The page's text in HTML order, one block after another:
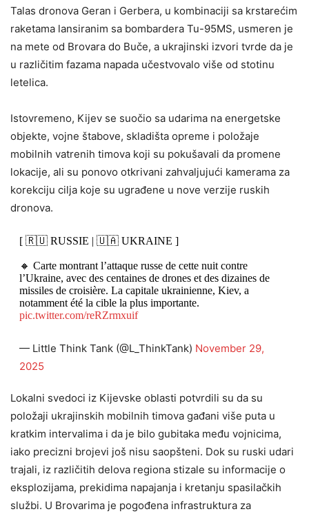
Talas dronova Geran i Gerbera, u kombinaciji sa krstarećim
raketama lansiranim sa bombardera Tu-95MS, usmeren je
na mete od Brovara do Buče, a ukrajinski izvori tvrde da je
u različitim fazama napada učestvovalo više od stotinu
letelica.
Istovremeno, Kijev se suočio sa udarima na energetske
objekte, vojne štabove, skladišta opreme i položaje
mobilnih vatrenih timova koji su pokušavali da promene
lokacije, ali su ponovo otkrivani zahvaljujući kamerama za
korekciju cilja koje su ugrađene u nove verzije ruskih
dronova.
[ 🇷🇺 RUSSIE | 🇺🇦 UKRAINE ]
🔸 Carte montrant l’attaque russe de cette nuit contre
l’Ukraine, avec des centaines de drones et des dizaines de
missiles de croisière. La capitale ukrainienne, Kiev, a
notamment été la cible la plus importante.
pic.twitter.com/reRZrmxuif
— Little Think Tank (@L_ThinkTank) November 29,
2025
Lokalni svedoci iz Kijevske oblasti potvrdili su da su
položaji ukrajinskih mobilnih timova gađani više puta u
kratkim intervalima i da je bilo gubitaka među vojnicima,
iako precizni brojevi još nisu saopšteni. Dok su ruski udari
trajali, iz različitih delova regiona stizale su informacije o
eksplozijama, prekidima napajanja i kretanju spasilačkih
službi. U Brovarima je pogođena infrastruktura za